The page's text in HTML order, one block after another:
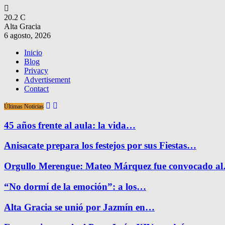
20.2 C
Alta Gracia
6 agosto, 2026
Inicio
Blog
Privacy
Advertisement
Contact
Últimas Noticias
45 años frente al aula: la vida…
Anisacate prepara los festejos por sus Fiestas…
Orgullo Merengue: Mateo Márquez fue convocado
“No dormí de la emoción”: a los…
Alta Gracia se unió por Jazmín en…